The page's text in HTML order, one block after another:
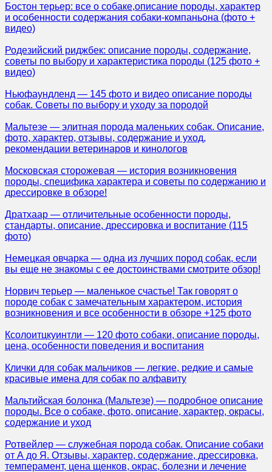
Бостон терьер: все о собаке,описание породы, характер
и особенности содержания собаки-компаньона (фото +
видео)
Родезийский риджбек: описание породы, содержание,
советы по выбору и характеристика породы (125 фото +
видео)
Ньюфаундленд — 145 фото и видео описание породы
собак. Советы по выбору и уходу за породой
Мальтезе — элитная порода маленьких собак. Описание,
фото, характер, отзывы, содержание и уход,
рекомендации ветеринаров и кинологов
Московская сторожевая — история возникновения
породы, специфика характера и советы по содержанию и
дрессировке в обзоре!
Дратхаар — отличительные особенности породы,
стандарты, описание, дрессировка и воспитание (115
фото)
Немецкая овчарка — одна из лучших пород собак, если
вы еще не знакомы с ее достоинствами смотрите обзор!
Норвич терьер — маленькое счастье! Так говорят о
породе собак с замечательным характером, история
возникновения и все особенности в обзоре +125 фото
Ксолоитцкуинтли — 120 фото собаки, описание породы,
цена, особенности поведения и воспитания
Клички для собак мальчиков — легкие, редкие и самые
красивые имена для собак по алфавиту
Мальтийская болонка (Мальтезе) — подробное описание
породы. Все о собаке, фото, описание, характер, окрасы,
содержание и уход
Ротвейлер — служебная порода собак. Описание собаки
от А до Я. Отзывы, характер, содержание, дрессировка,
темперамент, цена щенков, окрас, болезни и лечение